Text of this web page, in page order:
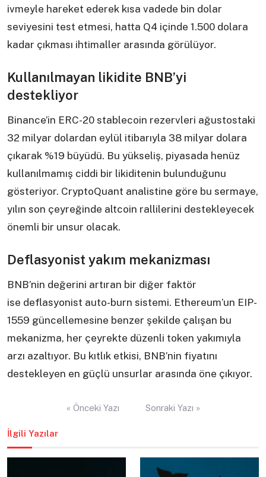
ivmeyle hareket ederek kısa vadede bin dolar
seviyesini test etmesi, hatta Q4 içinde 1.500 dolara
kadar çıkması ihtimaller arasında görülüyor.
Kullanılmayan likidite BNB’yi
destekliyor
Binance’in ERC-20 stablecoin rezervleri ağustostaki
32 milyar dolardan eylül itibarıyla 38 milyar dolara
çıkarak %19 büyüdü. Bu yükseliş, piyasada henüz
kullanılmamış ciddi bir likiditenin bulunduğunu
gösteriyor. CryptoQuant analistine göre bu sermaye,
yılın son çeyreğinde altcoin rallilerini destekleyecek
önemli bir unsur olacak.
Deflasyonist yakım mekanizması
BNB’nin değerini artıran bir diğer faktör
ise deflasyonist auto-burn sistemi. Ethereum’un EIP-
1559 güncellemesine benzer şekilde çalışan bu
mekanizma, her çeyrekte düzenli token yakımıyla
arzı azaltıyor. Bu kıtlık etkisi, BNB’nin fiyatını
destekleyen en güçlü unsurlar arasında öne çıkıyor.
« Önceki Yazı Sonraki Yazı »
İlgili Yazılar